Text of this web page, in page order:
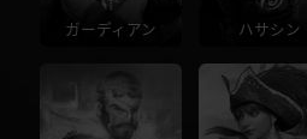
ガーディアン ハサシン